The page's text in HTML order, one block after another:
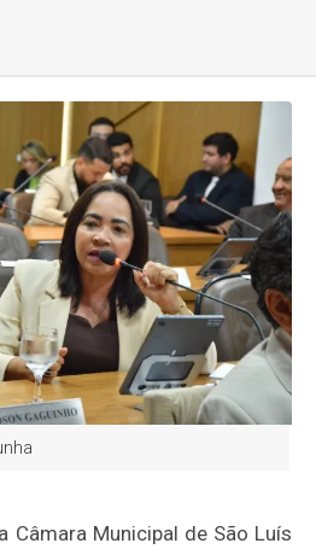
Câmara Municipal de São Luís